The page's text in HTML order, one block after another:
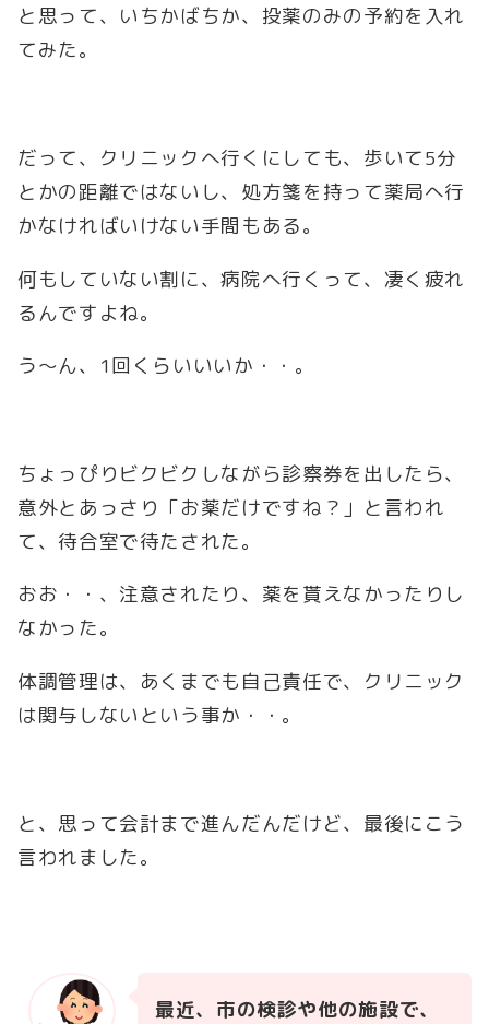
と思って、いちかばちか、投薬のみの予約を入れ
てみた。
だって、クリニックへ行くにしても、歩いて5分
とかの距離ではないし、処方箋を持って薬局へ行
かなければいけない手間もある。
何もしていない割に、病院へ行くって、凄く疲れ
るんですよね。
う～ん、1回くらいいいか・・。
ちょっぴりビクビクしながら診察券を出したら、
意外とあっさり「お薬だけですね？」と言われ
て、待合室で待たされた。
おお・・、注意されたり、薬を貰えなかったりし
なかった。
体調管理は、あくまでも自己責任で、クリニック
は関与しないという事か・・。
と、思って会計まで進んだんだけど、最後にこう
言われました。
最近、市の検診や他の施設で、